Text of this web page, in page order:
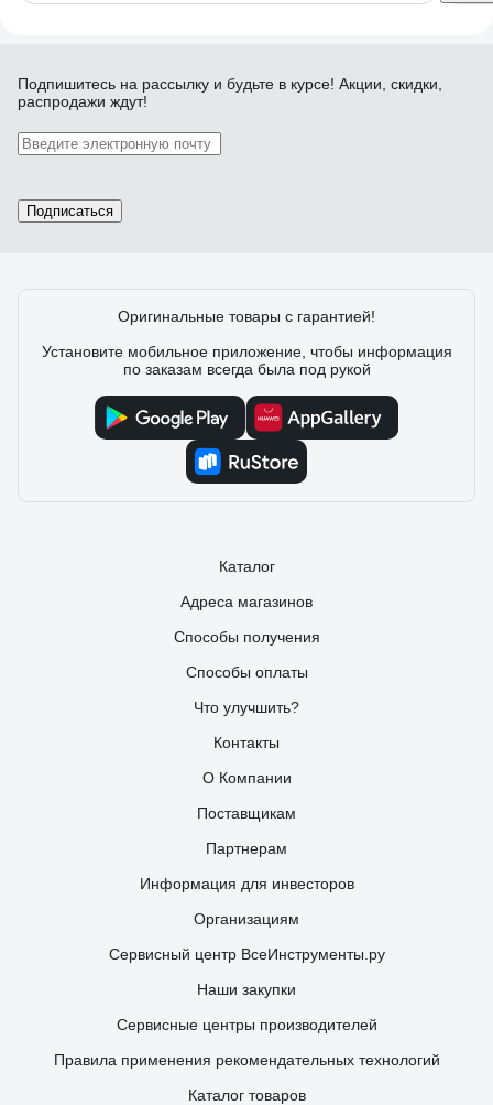
Подпишитесь на рассылку и будьте в курсе! Акции, скидки,
распродажи ждут!
Подписаться
Оригинальные товары с гарантией!
Установите мобильное приложение, чтобы информация
по заказам всегда была под рукой
Каталог
Адреса магазинов
Способы получения
Способы оплаты
Что улучшить?
Контакты
О Компании
Поставщикам
Партнерам
Информация для инвесторов
Организациям
Сервисный центр ВсеИнструменты.ру
Наши закупки
Сервисные центры производителей
Правила применения рекомендательных технологий
Каталог товаров